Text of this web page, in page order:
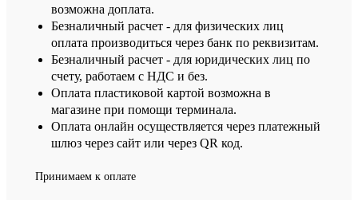
возможна доплата.
Безналичный расчет - для физических лиц
оплата производиться через банк по реквизитам.
Безналичный расчет - для юридических лиц по
счету, работаем с НДС и без.
Оплата пластиковой картой возможна в
магазине при помощи терминала.
Оплата онлайн осуществляется через платежный
шлюз через сайт или через QR код.
Принимаем к оплате